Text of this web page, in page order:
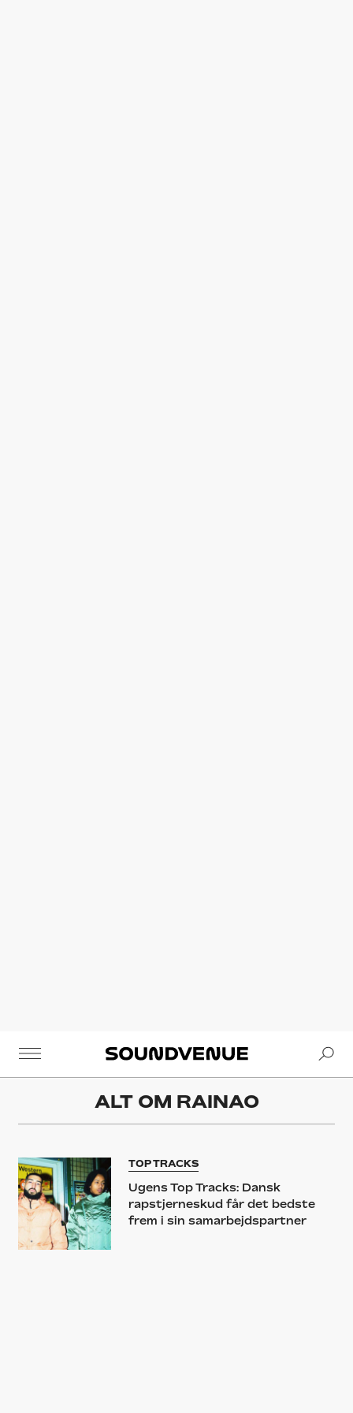
Soundvenue
ALT OM RAINAO
TOP TRACKS
Ugens Top Tracks: Dansk
rapstjerneskud får det bedste
frem i sin samarbejdspartner